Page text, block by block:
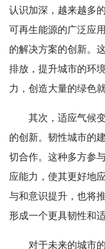
认识加深，越来越多
可再生能源的广泛应
的解决方案的创新。
排放，提升城市的环
力，创造大量的绿色
其次，适应气候
的创新。韧性城市的
切合作。这种多方参
应能力，使其更好地
与和意识提升，也将
形成一个更具韧性和
对于未来的城市